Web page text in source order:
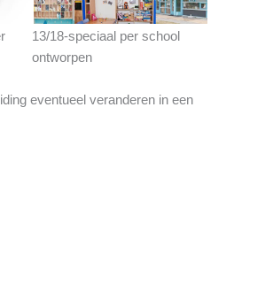
13/18-speciaal per school
ontworpen
eventueel veranderen in een